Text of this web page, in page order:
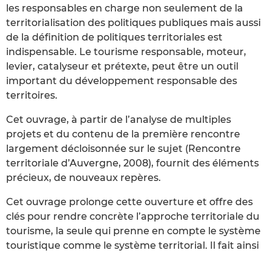
les responsables en charge non seulement de la
territorialisation des politiques publiques mais aussi
de la définition de politiques territoriales est
indispensable. Le tourisme responsable, moteur,
levier, catalyseur et prétexte, peut être un outil
important du développement responsable des
territoires.
Cet ouvrage, à partir de l’analyse de multiples
projets et du contenu de la première rencontre
largement décloisonnée sur le sujet (Rencontre
territoriale d’Auvergne, 2008), fournit des éléments
précieux, de nouveaux repères.
Cet ouvrage prolonge cette ouverture et offre des
clés pour rendre concrète l’approche territoriale du
tourisme, la seule qui prenne en compte le système
touristique comme le système territorial. Il fait ainsi